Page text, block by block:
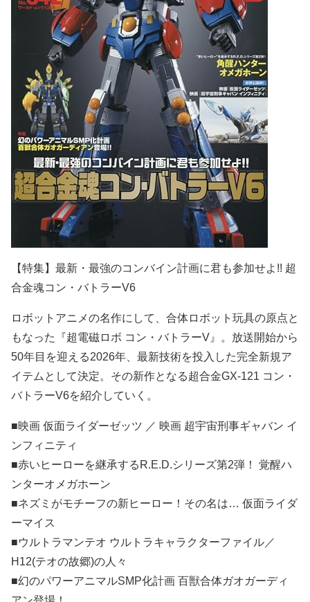
【特集】最新・最強のコンバイン計画に君も参加せよ!! 超
合金魂コン・バトラーV6
ロボットアニメの名作にして、合体ロボット玩具の原点と
もなった『超電磁ロボ コン・バトラーV』。放送開始から
50年目を迎える2026年、最新技術を投入した完全新規ア
イテムとして決定。その新作となる超合金GX-121 コン・
バトラーV6を紹介していく。
■映画 仮面ライダーゼッツ ／ 映画 超宇宙刑事ギャバン イ
ンフィニティ
■赤いヒーローを継承するR.E.D.シリーズ第2弾！ 覚醒ハ
ンターオメガホーン
■ネズミがモチーフの新ヒーロー！その名は… 仮面ライダ
ーマイス
■ウルトラマンテオ ウルトラキャラクターファイル／
H12(テオの故郷)の人々
■幻のパワーアニマルSMP化計画 百獣合体ガオガーディ